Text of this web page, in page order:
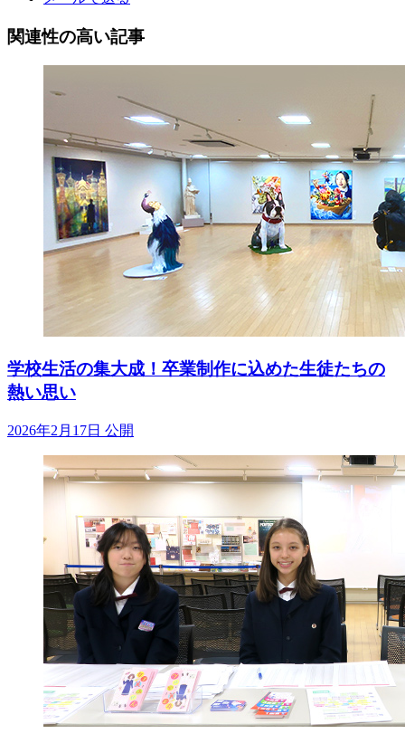
関連性の高い記事
学校生活の集大成！卒業制作に込めた生徒たちの
熱い思い
2026年2月17日 公開